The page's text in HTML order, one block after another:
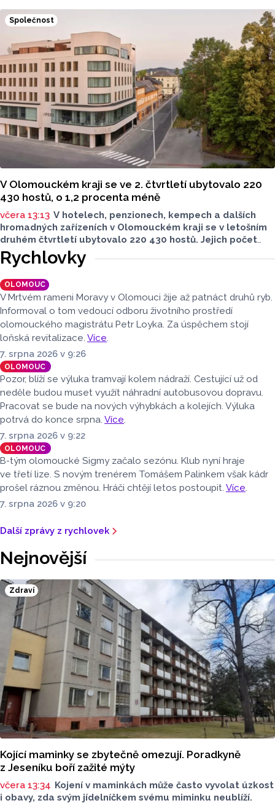
(VN Plumlov) a v Koupací oblasti Poděbrady (KO
Poděbrady). Monitoring byl proveden Krajskou
hygienickou stanicí Olomouckého kraje (KHS)
ve spolupráci se Zdravotním ústavem se sídlem v Ostravě,
Centrem hygienických laboratoří v Olomouci.
Společnost
V Olomouckém kraji se ve 2. čtvrtletí ubytovalo 220
430 hostů, o 1,2 procenta méně
včera 13:13 V hotelech, penzionech, kempech a dalších
hromadných zařízeních v Olomouckém kraji se v letošním
druhém čtvrtletí ubytovalo 220 430 hostů. Jejich počet
meziročně klesl o 1,2 procenta. Podle statistik však
přibylo ubytovaných cizinců, kterých bylo 45 548,
meziročně o 9,1 procenta více. Naopak domácích hostů
v regionu ubylo, kraj v tomto období navštívilo 174 882
turistů, což bylo meziročně o 3,6 procenta méně. Celkový
počet přenocování v kraji klesl o 4,7 procenta. Údaje
dnes zveřejnil Český statistický úřad (ČSÚ).
Rychlovky
OLOMOUC
V Mrtvém rameni Moravy v Olomouci žije až patnáct druhů ryb.
Informoval o tom vedoucí odboru životního prostředí
olomouckého magistrátu Petr Loyka. Za úspěchem stojí
loňská revitalizace. Více.
7. srpna 2026 v 9:26
OLOMOUC
Pozor, blíží se výluka tramvají kolem nádraží. Cestující už od
neděle budou muset využít náhradní autobusovou dopravu.
Pracovat se bude na nových výhybkách a kolejích. Výluka
potrvá do konce srpna. Více.
7. srpna 2026 v 9:22
OLOMOUC
B-tým olomoucké Sigmy začalo sezónu. Klub nyní hraje
ve třetí lize. S novým trenérem Tomášem Palinkem však kádr
prošel ráznou změnou. Hráči chtějí letos postoupit. Více.
7. srpna 2026 v 9:20
Další zprávy z rychlovek
Nejnovější
Zdraví
Kojící maminky se zbytečně omezují. Poradkyně
z Jeseníku boří zažité mýty
včera 13:34 Kojení v maminkách může často vyvolat úzkost
i obavy, zda svým jídelníčkem svému miminku neublíží.